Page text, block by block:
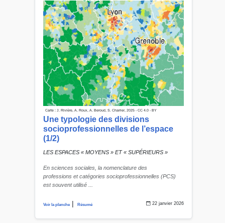
Carte : J. Rivière, A. Roux, A. Beroud, S. Charrier, 2025 - CC 4.0 - BY
Une typologie des divisions
socioprofessionnelles de l’espace
(1/2)
LES ESPACES « MOYENS » ET « SUPÉRIEURS »
En sciences sociales, la nomenclature des
professions et catégories socioprofessionnelles (PCS)
est souvent utilisé ...
Voir la planche | Résumé 22 janvier 2026